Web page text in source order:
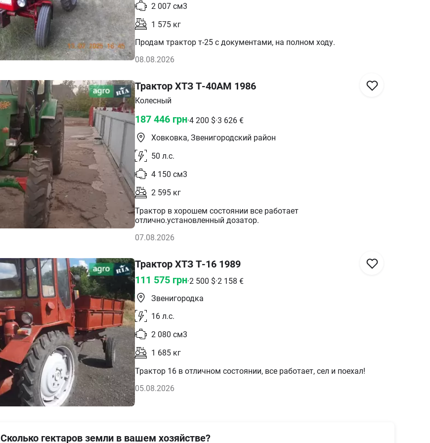
2 007 см3
1 575 кг
Продам трактор т-25 с документами, на полном ходу.
08.08.2026
Трактор ХТЗ Т-40АМ 1986
Колесный
187 446 грн·4 200 $·3 626 €
Ховковка, Звенигородский район
50 л.с.
4 150 см3
2 595 кг
Трактор в хорошем состоянии все работает
отлично.установленный дозатор.
07.08.2026
Трактор ХТЗ Т-16 1989
111 575 грн·2 500 $·2 158 €
Звенигородка
16 л.с.
2 080 см3
1 685 кг
Трактор 16 в отличном состоянии, все работает, сел и поехал!
05.08.2026
Сколько гектаров земли в вашем хозяйстве?